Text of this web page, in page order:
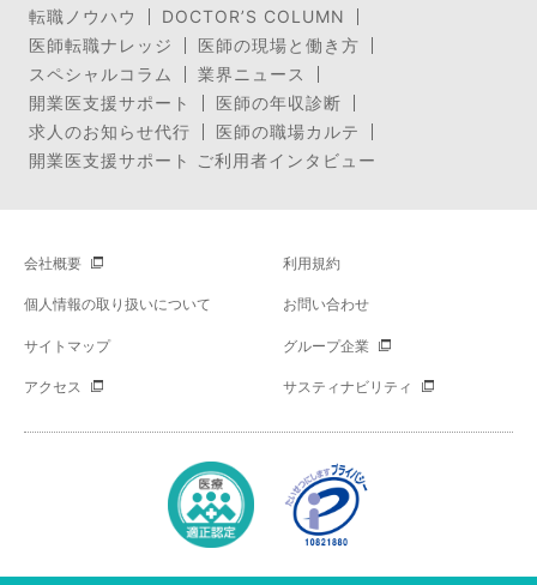
転職ノウハウ
DOCTOR’S COLUMN
医師転職ナレッジ
医師の現場と働き方
スペシャルコラム
業界ニュース
開業医支援サポート
医師の年収診断
求人のお知らせ代行
医師の職場カルテ
開業医支援サポート ご利用者インタビュー
会社概要 利用規約
個人情報の取り扱いについて お問い合わせ
サイトマップ グループ企業
アクセス サスティナビリティ